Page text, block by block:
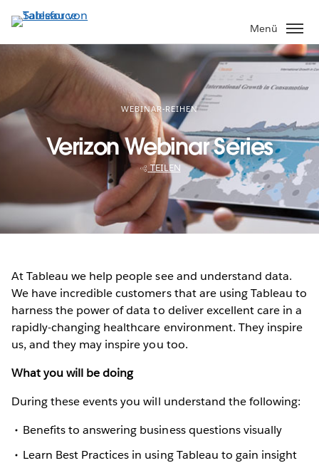
Direkt
zum
Inhalt
Menü
WEBINAR-REIHEN
Verizon Webinar Series
TEILEN
At Tableau we help people see and understand data.
We have incredible customers that are using Tableau to
harness the power of data to deliver excellent care in a
rapidly-changing healthcare environment. They inspire
us, and they may inspire you too.
What you will be doing
During these events you will understand the following:
Benefits to answering business questions visually
Learn Best Practices in using Tableau to gain insight